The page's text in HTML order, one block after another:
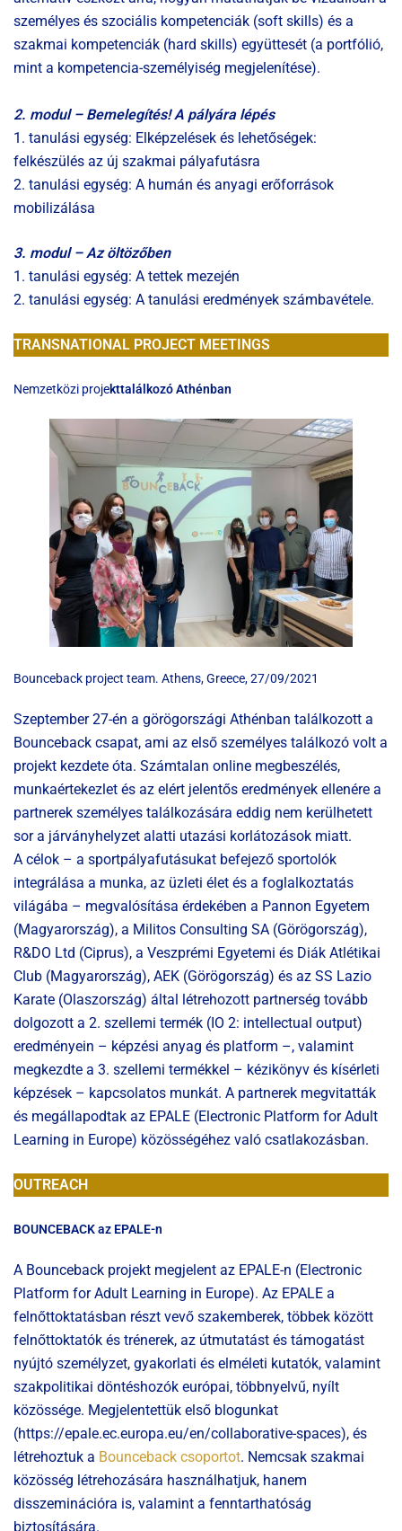
személyes és szociális kompetenciák (soft skills) és a
szakmai kompetenciák (hard skills) együttesét (a portfólió,
mint a kompetencia-személyiség megjelenítése).
2. modul – Bemelegítés! A pályára lépés
1. tanulási egység: Elképzelések és lehetőségek:
felkészülés az új szakmai pályafutásra
2. tanulási egység: A humán és anyagi erőforrások
mobilizálása
3. modul – Az öltözőben
1. tanulási egység: A tettek mezején
2. tanulási egység: A tanulási eredmények számbavétele.
TRANSNATIONAL PROJECT MEETINGS
Nemzetközi projekttalálkozó Athénban
Bounceback project team. Athens, Greece, 27/09/2021
Szeptember 27-én a görögországi Athénban találkozott a
Bounceback csapat, ami az első személyes találkozó volt a
projekt kezdete óta. Számtalan online megbeszélés,
munkaértekezlet és az elért jelentős eredmények ellenére a
partnerek személyes találkozására eddig nem kerülhetett
sor a járványhelyzet alatti utazási korlátozások miatt.
A célok – a sportpályafutásukat befejező sportolók
integrálása a munka, az üzleti élet és a foglalkoztatás
világába – megvalósítása érdekében a Pannon Egyetem
(Magyarország), a Militos Consulting SA (Görögország),
R&DO Ltd (Ciprus), a Veszprémi Egyetemi és Diák Atlétikai
Club (Magyarország), AEK (Görögország) és az SS Lazio
Karate (Olaszország) által létrehozott partnerség tovább
dolgozott a 2. szellemi termék (IO 2: intellectual output)
eredményein – képzési anyag és platform –, valamint
megkezdte a 3. szellemi termékkel – kézikönyv és kísérleti
képzések – kapcsolatos munkát. A partnerek megvitatták
és megállapodtak az EPALE (Electronic Platform for Adult
Learning in Europe) közösségéhez való csatlakozásban.
OUTREACH
BOUNCEBACK az EPALE-n
A Bounceback projekt megjelent az EPALE-n (Electronic
Platform for Adult Learning in Europe). Az EPALE a
felnőttoktatásban részt vevő szakemberek, többek között
felnőttoktatók és trénerek, az útmutatást és támogatást
nyújtó személyzet, gyakorlati és elméleti kutatók, valamint
szakpolitikai döntéshozók európai, többnyelvű, nyílt
közössége. Megjelentettük első blogunkat
(https://epale.ec.europa.eu/en/collaborative-spaces), és
létrehoztuk a Bounceback csoportot. Nemcsak szakmai
közösség létrehozására használhatjuk, hanem
disszeminációra is, valamint a fenntarthatóság
biztosítására.